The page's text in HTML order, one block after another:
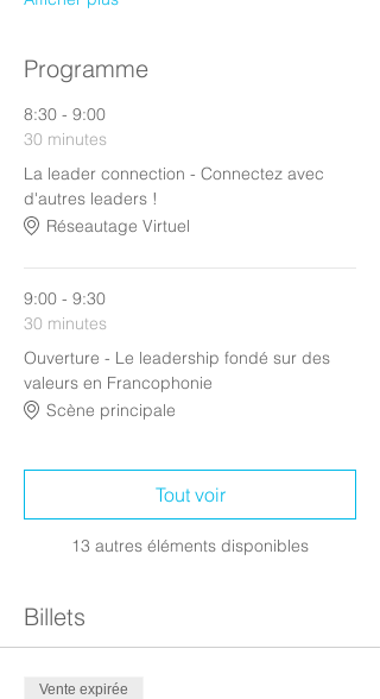
Programme
8:30 - 9:00
30 minutes
La leader connection - Connectez avec
d'autres leaders !
Réseautage Virtuel
9:00 - 9:30
30 minutes
Ouverture - Le leadership fondé sur des
valeurs en Francophonie
Scène principale
13 autres éléments disponibles
Tout voir
Billets
Vente expirée